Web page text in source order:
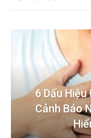
6 Dấu
Cảnh Báo